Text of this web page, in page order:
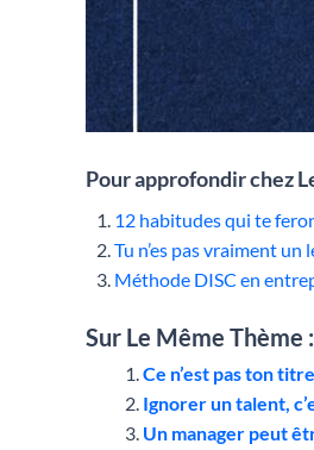
Pour approfondir chez
12 habitudes qui te
Tu n’es pas vraiment
Méthode DISC en
Sur Le Même Thème :
Ce n’est pas ton
Ignorer un talent,
Un manager peut